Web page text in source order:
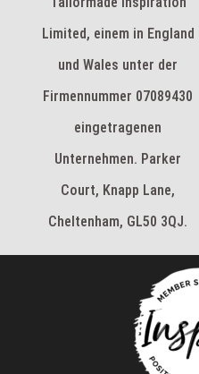
Limited, einem in England
und Wales unter der
Firmennummer 07089430
eingetragenen
Unternehmen. Parker
Court, Knapp Lane,
Cheltenham, GL50 3QJ.